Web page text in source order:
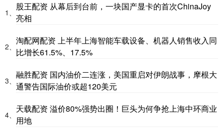
1、
股王配资 从幕后到台前，一块国产显卡的首次ChinaJoy
亮相
2、
淘配网配资 上半年上海智能车载设备、机器人销售收入同
比增长61.5%、17.5%
3、
融胜配资 国内油价二连涨，美国重启对伊朗战事，摩根大
通警告国际油价或超120美元
4、
天载配资 溢价80%强势出圈！巨头为何争抢上海中环商业
用地